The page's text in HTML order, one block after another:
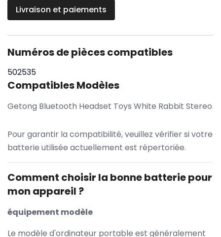
Livraison et paiements
Numéros de pièces compatibles
502535
Compatibles Modèles
Getong Bluetooth Headset Toys White Rabbit Stereo
Pour garantir la compatibilité, veuillez vérifier si votre
batterie utilisée actuellement est répertoriée.
Comment choisir la bonne batterie pour
mon appareil ?
équipement modèle
Le modèle d'ordinateur portable est généralement